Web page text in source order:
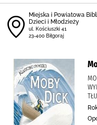
Miejska i Powiatowa
Dzieci i Młodzieży
ul. Kościuszki 41
23-400 Biłgoraj